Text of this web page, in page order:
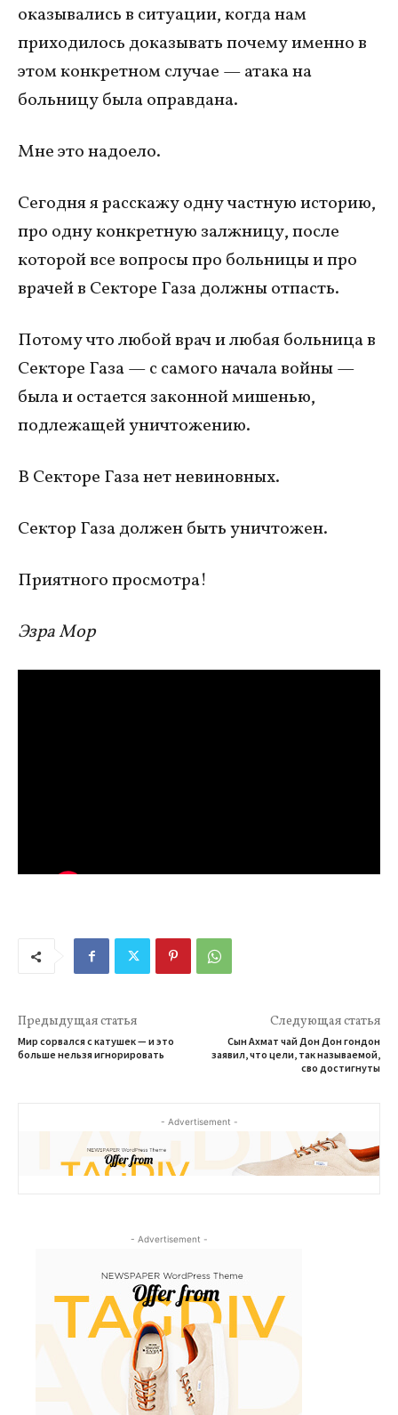
оказывались в ситуации, когда нам
приходилось доказывать почему именно в
этом конкретном случае — атака на
больницу была оправдана.
Мне это надоело.
Сегодня я расскажу одну частную историю,
про одну конкретную залжницу, после
которой все вопросы про больницы и про
врачей в Секторе Газа должны отпасть.
Потому что любой врач и любая больница в
Секторе Газа — с самого начала войны —
была и остается законной мишенью,
подлежащей уничтожению.
В Секторе Газа нет невиновных.
Сектор Газа должен быть уничтожен.
Приятного просмотра!
Эзра Мор
Предыдущая статья
Мир сорвался с катушек — и это
больше нельзя игнорировать
Следующая статья
Сын Ахмат чай Дон Дон гондон
заявил, что цели, так называемой,
сво достигнуты
- Advertisement -
- Advertisement -